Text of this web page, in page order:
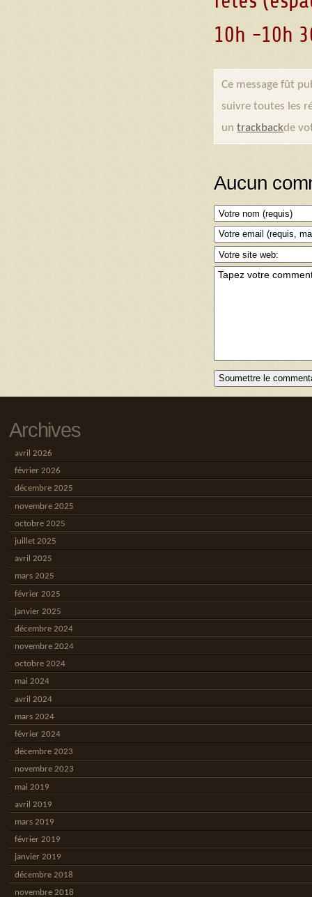
10h -10h
Ce message fût
suivre toutes les
untrackbackde
Aucun
Archives
avril 2026
février 2026
décembre 2025
novembre 2025
octobre 2025
juillet 2025
avril 2025
mars 2025
février 2025
janvier 2025
décembre 2024
novembre 2024
octobre 2024
mai 2024
avril 2024
mars 2024
février 2024
décembre 2023
novembre 2023
mai 2019
avril 2019
mars 2019
février 2019
janvier 2019
décembre 2018
novembre 2018